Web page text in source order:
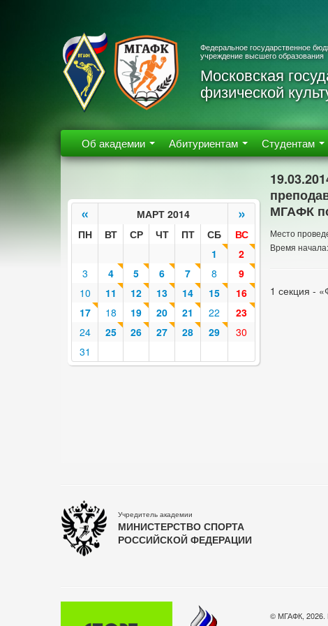
Федеральное государственное
учреждение высшего образования
Московская
физической
Об академии Абитуриентам Студентам
« МАРТ 2014 »
ПН ВТ СР ЧТ ПТ СБ
ВС
1
2
3
4 5 6 7 8
9
10
11 12 13 14 15
16
17
18 19 20 21 22
23
24
25 26 27 28 29
30
31
МГАФК
Место
Время
1 секция -
Учредитель академии
МИНИСТЕРСТВО СПОРТА
РОССИЙСКОЙ ФЕДЕРАЦИИ
© МГАФК, 2026.